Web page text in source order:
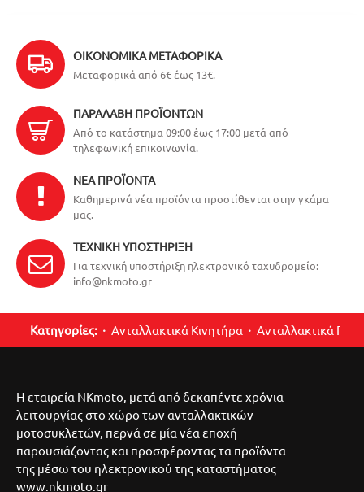
ΟΙΚΟΝΟΜΙΚΆ ΜΕΤΑΦΟΡΙΚΆ
Μεταφορικά από 6€ έως 13€.
ΠΑΡΑΛΑΒΉ ΠΡΟΪΌΝΤΩΝ
Από το κατάστημα 09:00 έως 17:00 μετά από
τηλεφωνική επικοινωνία.
ΝΈΑ ΠΡΟΪΌΝΤΑ
Καθημερινά νέα προϊόντα προστίθενται στην γκάμα
μας.
ΤΕΧΝΙΚΉ ΥΠΟΣΤΉΡΙΞΗ
Για τεχνική υποστήριξη ηλεκτρονικό ταχυδρομείο:
info@nkmoto.gr
Κατηγορίες: Ανταλλακτικά Κινητήρα Ανταλλακτικά
Η εταιρεία NKmoto, μετά από δεκαπέντε χρόνια
λειτουργίας στο χώρο των ανταλλακτικών
μοτοσυκλετών, περνά σε μία νέα εποχή
παρουσιάζοντας και προσφέροντας τα προϊόντα
της μέσω του ηλεκτρονικού της καταστήματος
www.nkmoto.gr